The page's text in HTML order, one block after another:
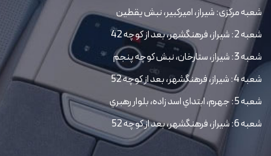
شعبه مرکزی: شیراز، امیرکبیر، نبش یقطین
شعبه 2: شیراز، فرهنگشهر، بعد از کوچه 42
شعبه 3: شیراز، ستارخان، نبش کوچه پنجم
شعبه 4: شیراز، فرهنگشهر، بعد از کوچه 52
شعبه 5: جهرم، ابتداي اسد زاده، بلوار رهبري
شعبه 6: شیراز، فرهنگشهر، بعد از کوچه 52